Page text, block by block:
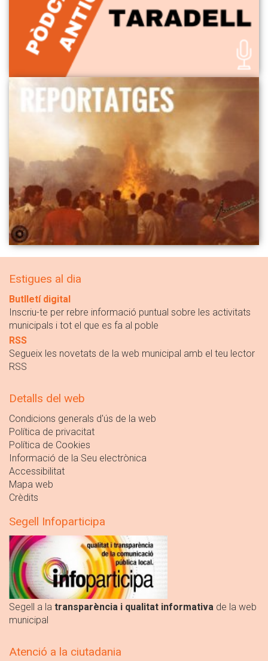
Estigues al dia
Butlletí digital
Inscriu-te per rebre informació puntual sobre les activitats
municipals i tot el que es fa al poble
RSS
Segueix les novetats de la web municipal amb el teu lector
RSS
Detalls del web
Condicions generals d'ús de la web
Política de privacitat
Política de Cookies
Informació de la Seu electrònica
Accessibilitat
Mapa web
Crèdits
Segell Infoparticipa
Segell a la transparència i qualitat informativa de la web
municipal
Atenció a la ciutadania